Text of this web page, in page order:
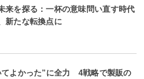
来を探る：一杯の意味問い直す時代
たな転換点に
てよかった”に全力 4戦略で製販の